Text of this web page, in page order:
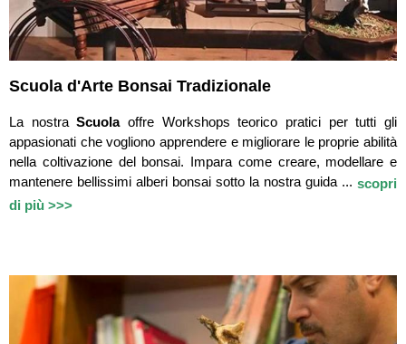
Scuola d'Arte Bonsai Tradizionale
La nostraScuolaoffre Workshops teorico pratici per tutti gli
appasionati che vogliono apprendere e migliorare le proprie abilità
nella coltivazione del bonsai. Impara come creare, modellare e
mantenere bellissimi alberi bonsai sotto la nostra guida ... scopri
di più >>>